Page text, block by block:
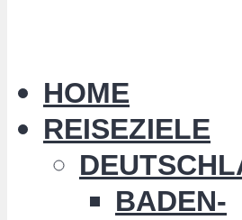
HOME
REISEZIELE
BADEN-